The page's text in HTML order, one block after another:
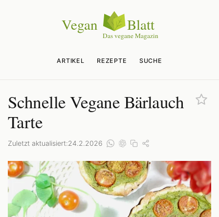
ARTIKEL REZEPTE SUCHE
Schnelle Vegane Bärlauch
Tarte
Zuletzt aktualisiert:24.2.2026